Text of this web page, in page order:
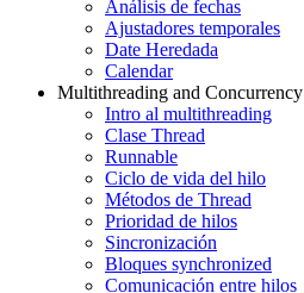
Análisis de fechas
Ajustadores temporales
Date Heredada
Calendar
Multithreading and Concurrency
Intro al multithreading
Clase Thread
Runnable
Ciclo de vida del hilo
Métodos de Thread
Prioridad de hilos
Sincronización
Bloques synchronized
Comunicación entre hilos